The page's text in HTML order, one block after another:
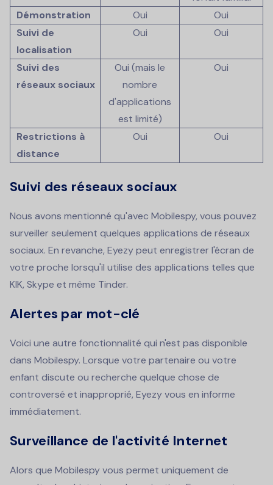
Démonstration
Oui
Oui
Suivi de
localisation
Oui Oui
Suivi des
réseaux sociaux
Oui (mais le
nombre
d'applications
est limité)
Oui
Restrictions à
distance
Oui Oui
Suivi des réseaux sociaux
Nous avons mentionné qu'avec Mobilespy, vous pouvez
surveiller seulement quelques applications de réseaux
sociaux. En revanche, Eyezy peut enregistrer l'écran de
votre proche lorsqu'il utilise des applications telles que
KIK, Skype et même Tinder.
Alertes par mot-clé
Voici une autre fonctionnalité qui n'est pas disponible
dans Mobilespy. Lorsque votre partenaire ou votre
enfant discute ou recherche quelque chose de
controversé et inapproprié, Eyezy vous en informe
immédiatement.
Surveillance de l'activité Internet
Alors que Mobilespy vous permet uniquement de